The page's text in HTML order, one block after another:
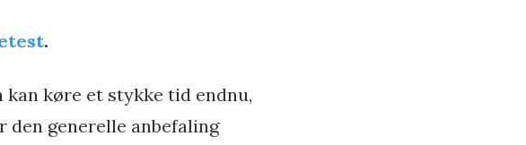
.
køre et stykke tid endnu,
generelle anbefaling